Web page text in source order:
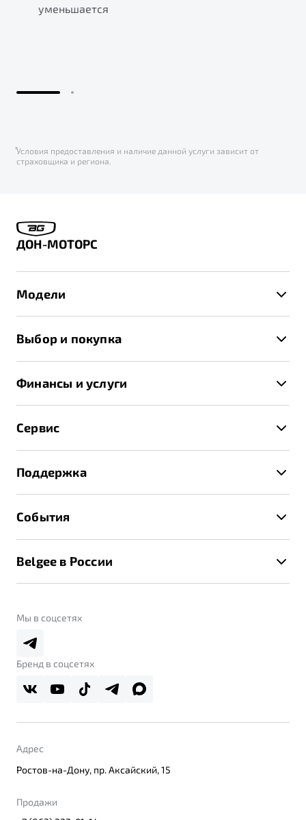
уменьшается
⃰Условия предоставления и наличие данной услуги зависит от
страховщика и региона.
ДОН-МОТОРС
Модели
X70
Выбор и покупка
Спецпредложения и Акции
Записаться на тест-драйв
Получить предложение
Финансы и услуги
Трейд-ин
Страхование
Расчет КАСКО
Сервис
Руководство по эксплуатации
Техническое обслуживание
Калькулятор ТО
Поддержка
Помощь на дорогах
Belgee Линк
Belgee Плюс
Реферальная программа
События
Контакты
Belgee в России
О дилерском центре
Правовая информация
Мы в соцсетях
Бренд в соцсетях
Адрес
Ростов-на-Дону, пр. Аксайский, 15
Продажи